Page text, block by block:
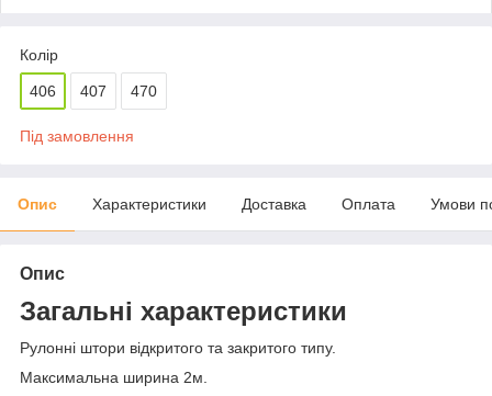
Колір
406 407 470
Під замовлення
Опис Характеристики Доставка Оплата Умови
Опис
Загальні характеристики
Рулонні штори відкритого та закритого типу.
Максимальна ширина 2м.